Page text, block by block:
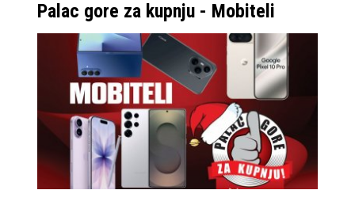
Palac gore za kupnju - Mobiteli